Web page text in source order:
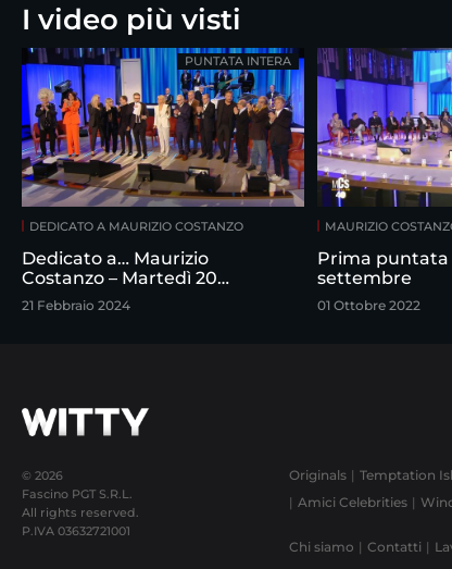
I video più visti
DEDICATO A MAURIZIO COSTANZO
Dedicato a… Maurizio
Costanzo – Martedì 20
febbraio
21 Febbraio 2024
PUNTATA INTERA
MAURIZIO
Prima puntata
settembre
01 Ottobre 2022
© 2026
Fascino PGT S.R.L.
All rights reserved.
P.IVA 03632721001
Originals Temptation
Amici Celebrities
Chi siamo Contatti